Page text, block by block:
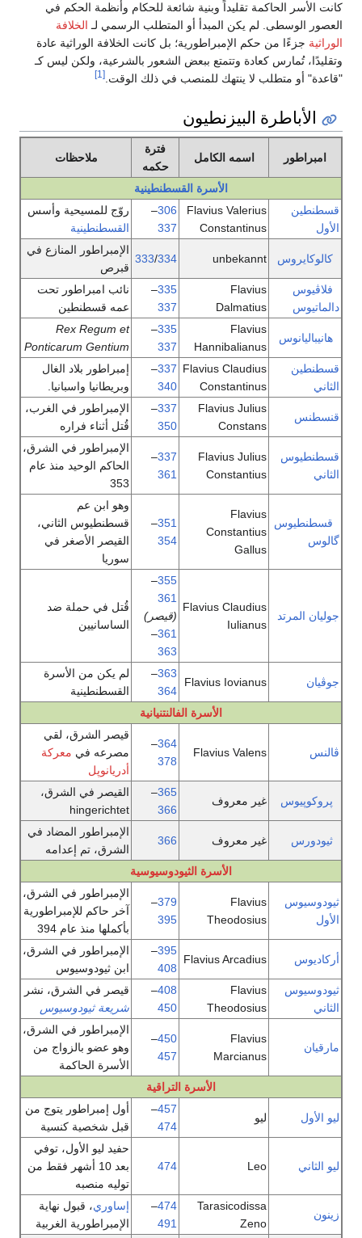
تقليداً وبنية شائعة للحكام وأنظمة الحكم في
لم يكن المبدأ أو المتطلب الرسمي لـالخلافة
حكم الإمبراطورية؛ بل كانت الخلافة الوراثية عادة
كعادة وتتمتع ببعض الشعور بالشرعية، ولكن ليس كـ
لا ينتهك للمنصب في ذلك الوقت.
البيزنطيون
اسمه الكامل
حكمه
ملاحظات
الأسرة القسطنطينية
Flavius Valerius
Constantinus
306
–
337
روّج للمسيحية وأسس
القسطنطينية
unbekannt
333/334
الإمبراطور المنازع في
Flavius
Dalmatius
335
–
337
نائب امبراطور تحت
عمه قسطنطين
Hannibalianus
335
–
337
Rex Regum et
Ponticarum Gentium
Flavius Claudius
Constantinus
337
–
340
إمبراطور بلاد الغال
وبريطانيا واسبانيا.
Constans
337
–
350
الإمبراطور في الغرب،
قُتل أثناء فراره
Flavius Julius
Constantius
337
–
361
الإمبراطور في الشرق،
الحاكم الوحيد منذ عام
Constantius
Gallus
قسطنطيوس الثاني،
القيصر الأصغر في
Flavius Claudius
Iulianus
قُتل في حملة ضد
الساسانيين
Flavius Iovianus
لم يكن من الأسرة
القسطنطينية
Flavius Valens
قيصر الشرق، لقي
مصرعه في
معركة
غير معروف
366
القيصر في الشرق،
hingerichtet
غير معروف 366
الإمبراطور المضاد في
الشرق، تم إعدامه
الأسرة الثيودوسيوسية
Flavius
Theodosius
379
–
395
الإمبراطور في الشرق،
آخر حاكم للإمبراطورية
Flavius Arcadius
الإمبراطور في الشرق،
ابن ثيودوسيوس
Flavius
Theodosius
408
–
450
قيصر في الشرق، نشر
شريعة ثيودوسيوس
Marcianus
450
–
457
الإمبراطور في الشرق،
وهو عضو بالزواج من
ليو
474
أول إمبراطور يتوج من
قبل شخصية كنسية
Leo
474
حفيد ليو الأول، توفي
بعد 10 أشهر فقط من
Zeno
474
–
491
إساوري، قبول نهاية
الإمبراطورية الغربية